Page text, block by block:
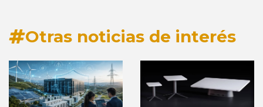
Otras noticias de interés